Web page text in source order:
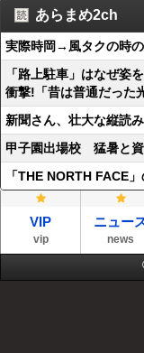
あらまめ2ch
実際時岡→風タクの時
「路上駐車」はなぜ姿
衝撃!「昔は普通だった
新聞さん、壮大な縦読
甲子園出場校 猛暑と
「THE NORTH FACE
VIP
vip
ニュー
news